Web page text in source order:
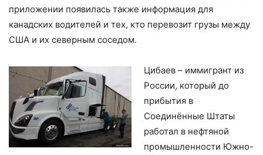
приложении появилась также информация для
канадских водителей и тех, кто перевозит грузы между
США и их северным соседом.
Цибаев – иммигрант из
России, который до
прибытия в
Соединённые Штаты
работал в нефтяной
промышленности Южно-